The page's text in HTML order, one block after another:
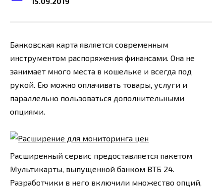
Банковская карта является современным
инструментом распоряжения финансами. Она не
занимает много места в кошельке и всегда под
рукой. Ею можно оплачивать товары, услуги и
параллельно пользоваться дополнительными
опциями.
Расширенный сервис предоставляется пакетом
Мультикарты, выпущенной банком ВТБ 24.
Разработчики в него включили множество опций,